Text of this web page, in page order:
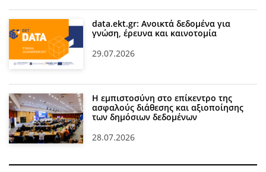
data.ekt.gr: Ανοικτά δεδομένα για
γνώση, έρευνα και καινοτομία
29.07.2026
Η εμπιστοσύνη στο επίκεντρο της
ασφαλούς διάθεσης και αξιοποίησης
των δημόσιων δεδομένων
28.07.2026